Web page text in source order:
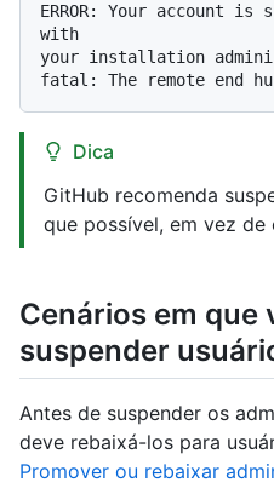
ERROR: Your account is
with
your installation
Dica
GitHub recomenda
que possível, em vez de
Cenários em que
suspender
Antes de suspender os
deve rebaixá-los para
Promover ou rebaixar